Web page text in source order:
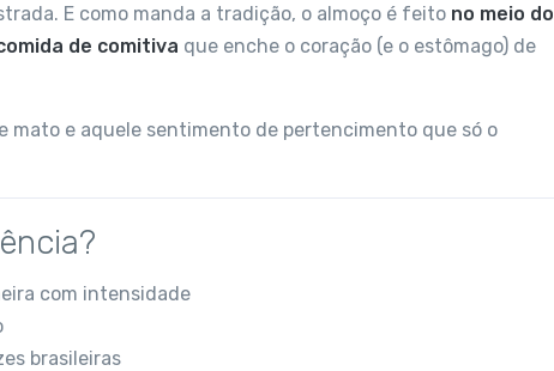
E como manda a tradição, o almoço é feito no meio do
de comitiva que enche o coração (e o estômago) de
mato e aquele sentimento de pertencimento que só o
com intensidade
brasileiras